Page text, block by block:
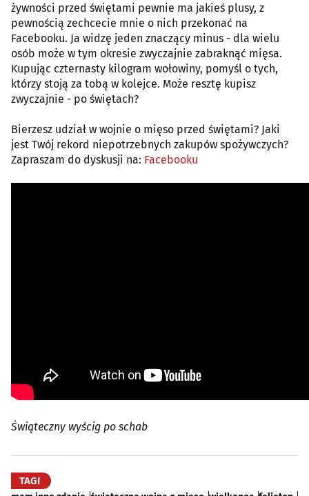
żywności przed świętami pewnie ma jakieś plusy, z
pewnością zechcecie mnie o nich przekonać na
Facebooku. Ja widzę jeden znaczący minus - dla wielu
osób może w tym okresie zwyczajnie zabraknąć mięsa.
Kupując czternasty kilogram wołowiny, pomyśl o tych,
którzy stoją za tobą w kolejce. Może resztę kupisz
zwyczajnie - po świętach?
Bierzesz udział w wojnie o mięso przed świętami? Jaki
jest Twój rekord niepotrzebnych zakupów spożywczych?
Zapraszam do dyskusji na: Facebooku
Świąteczny wyścig po schab
TAGI